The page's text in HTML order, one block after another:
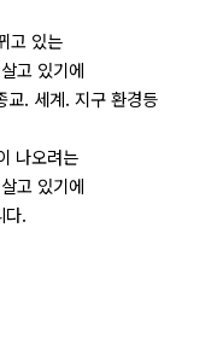
고 있는
고 있기에
교. 세계. 지구 환경등
나오려는
고 있기에
다.